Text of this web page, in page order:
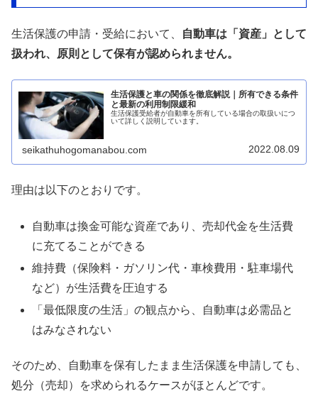
生活保護の申請・受給において、
自動車は「資産」として
扱われ、原則として保有が認められません。
生活保護と車の関係を徹底解説｜所有できる条件
と最新の利用制限緩和
生活保護受給者が自動車を所有している場合の取扱いにつ
いて詳しく説明しています。
seikathuhogomanabou.com 2022.08.09
理由は以下のとおりです。
自動車は換金可能な資産であり、売却代金を生活費
に充てることができる
維持費（保険料・ガソリン代・車検費用・駐車場代
など）が生活費を圧迫する
「最低限度の生活」の観点から、自動車は必需品と
はみなされない
そのため、自動車を保有したまま生活保護を申請しても、
処分（売却）を求められるケースがほとんどです。